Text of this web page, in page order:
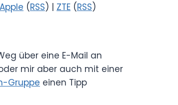
Apple (RSS) | ZTE (RSS)
über eine E-Mail an
mir aber auch mit einer
Gruppe einen Tipp